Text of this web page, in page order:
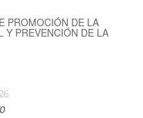
PROMOCIÓN DE LA
Y PREVENCIÓN DE LA